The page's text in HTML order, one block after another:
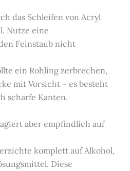
das Schleifen von Acryl
Nutze eine
Feinstaub nicht
ein Rohling zerbrechen,
mit Vorsicht – es besteht
scharfe Kanten.
aber empfindlich auf
komplett auf Alkohol,
Diese